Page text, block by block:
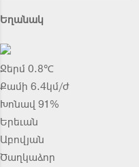
Եղանակ
Ջերմ 0.8℃
Քամի 6.4կմ/ժ
Խոնավ 91%
Երեւան
Աբովյան
Ծաղկաձոր